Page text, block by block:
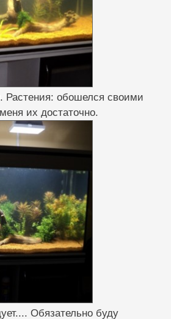
Растения: обошелся своими
их достаточно.
Обязательно буду